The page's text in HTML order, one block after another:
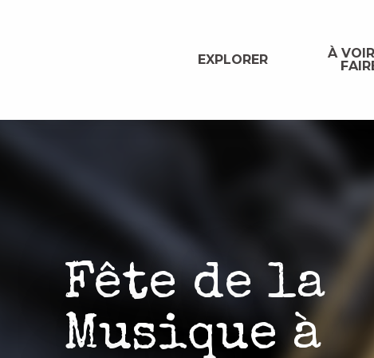
EXPLORER
À
Fête de la
Musique à